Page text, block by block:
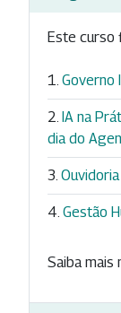
Este curso
Governo
IA na
dia do
Ouvidoria
Gestão
Saiba mais